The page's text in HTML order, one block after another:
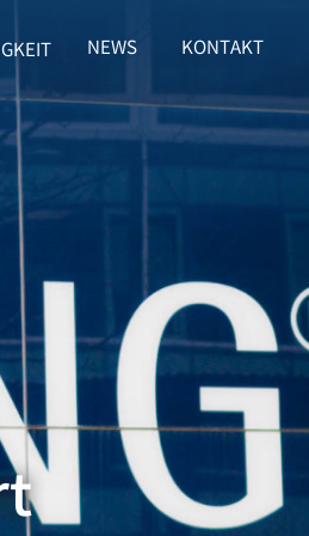
FOR "NACHHALTIGKEIT"
NEWS KONTAKT